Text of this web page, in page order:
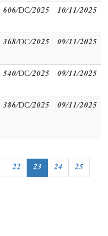
10/11/2025
606/DC/2025
09/11/2025
368/DC/2025
09/11/2025
540/DC/2025
09/11/2025
386/DC/2025
22 23 24
25